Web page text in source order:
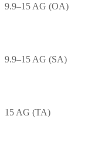
9.9–15 AG (OA)
9.9–15 AG (SA)
15 AG (TA)